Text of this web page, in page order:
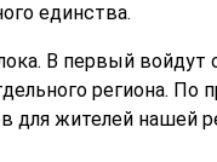
единства.
В первый войдут
региона. По
для жителей нашей